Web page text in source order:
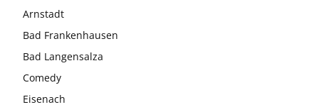
Arnstadt
Bad Frankenhausen
Bad Langensalza
Comedy
Eisenach